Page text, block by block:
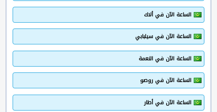
الساعة الآن في ألاك
الساعة الآن في سيلبابي
الساعة الآن في النعمة
الساعة الآن في روصو
الساعة الآن في أطار